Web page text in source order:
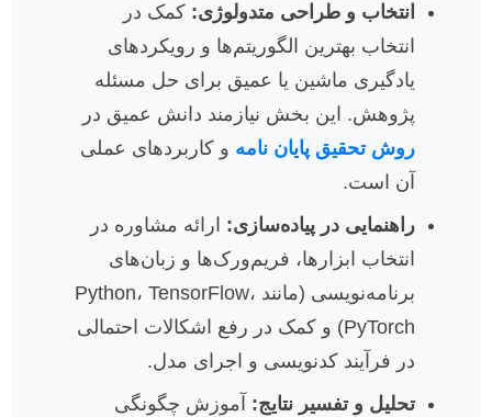
انتخاب و طراحی متدولوژی: کمک در
انتخاب بهترین الگوریتم‌ها و رویکردهای
یادگیری ماشین یا عمیق برای حل مسئله
پژوهش. این بخش نیازمند دانش عمیق در
روش تحقیق پایان نامه و کاربردهای عملی
آن است.
راهنمایی در پیاده‌سازی: ارائه مشاوره در
انتخاب ابزارها، فریم‌ورک‌ها و زبان‌های
برنامه‌نویسی (مانند Python، TensorFlow،
PyTorch) و کمک در رفع اشکالات احتمالی
در فرآیند کدنویسی و اجرای مدل.
تحلیل و تفسیر نتایج: آموزش چگونگی